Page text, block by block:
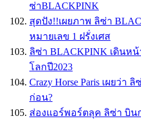
ซ่าBLACKPINK
สุดปัง!!เผยภาพ ลิซ่า
หมายเลข 1 ฝรั่งเศส
ลิซ่า BLACKPINK เดินห
โลกปี2023
Crazy Horse Paris เผยว่า
ก่อน?
ส่องแอร์พอร์ตลุค ลิซ่า บิน